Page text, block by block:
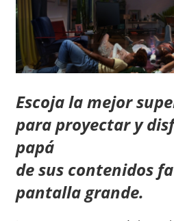
Escoja la mejor
para proyectar y
papá
de sus contenidos
pantalla grande.